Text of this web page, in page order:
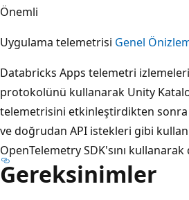
Önemli
Uygulama telemetrisi Genel
Databricks Apps telemetri
protokolünü kullanarak Unity
telemetrisini etkinleştirdikten sonra
ve doğrudan API istekleri gibi
OpenTelemetry SDK'sını
Gereksinimler